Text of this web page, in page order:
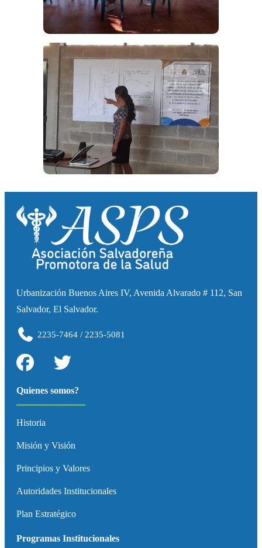
Urbanización Buenos Aires IV, Avenida Alvarado # 112, San
Salvador, El Salvador.
2235-7464 / 2235-5081
Quienes somos?
Historia
Misión y Visión
Principios y Valores
Autoridades Institucionales
Plan Estratégico
Programas Institucionales